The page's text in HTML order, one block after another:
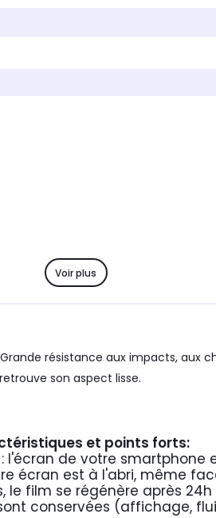
Voir plus
résistance aux impacts,
son aspect lisse.
et points forts:
de votre smartphone
écran est à l'abri, même
film se régénère après
conservées (affichage,